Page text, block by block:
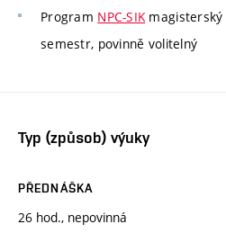
Program NPC-SIKmagisterský
semestr, povinně volitelný
Typ (způsob) výuky
PŘEDNÁŠKA
26 hod., nepovinná